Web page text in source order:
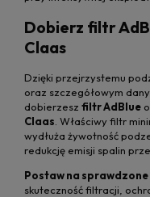
Dobierz filtr
Claas
Dzięki przejrzystemu
oraz szczegółowym
dobierzesz filtr AdBlue
Claas . Właściwy filtr
wydłuża żywotność
redukcję emisji spalin
Postaw na
skuteczność filtracji,